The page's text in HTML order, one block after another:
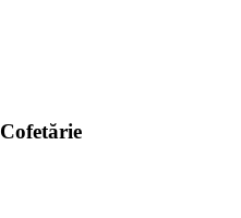
Cofetărie